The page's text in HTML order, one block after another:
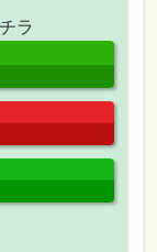
ラ